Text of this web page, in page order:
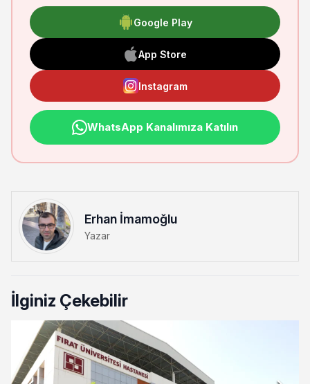
Google Play
App Store
Instagram
WhatsApp Kanalımıza Katılın
Erhan İmamoğlu
Yazar
İlginiz Çekebilir